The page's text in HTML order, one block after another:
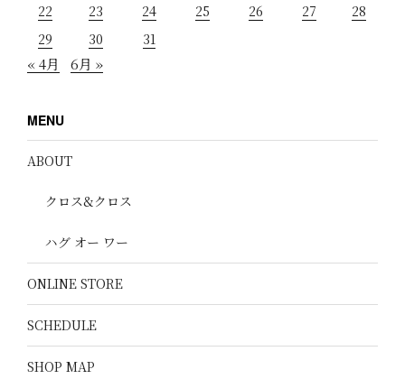
22
23 24 25 26 27
28
29
30 31
« 4月 6月 »
MENU
ABOUT
クロス&クロス
ハグ オー ワー
ONLINE STORE
SCHEDULE
SHOP MAP